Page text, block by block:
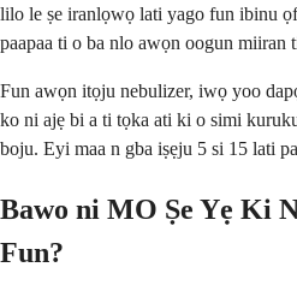
lilo le ṣe iranlọwọ lati yago fun ibinu
paapaa ti o ba nlo awọn oogun miiran
Fun awọn itọju nebulizer, iwọ yoo
ko ni ajẹ bi a ti tọka ati ki o simi
boju. Eyi maa n gba iṣẹju 5 si 15 lati
Bawo ni MO Ṣe Yẹ Ki
Fun?